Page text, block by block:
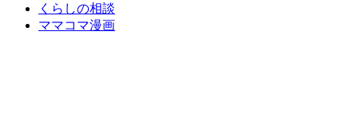
くらしの相談
ママコマ漫画